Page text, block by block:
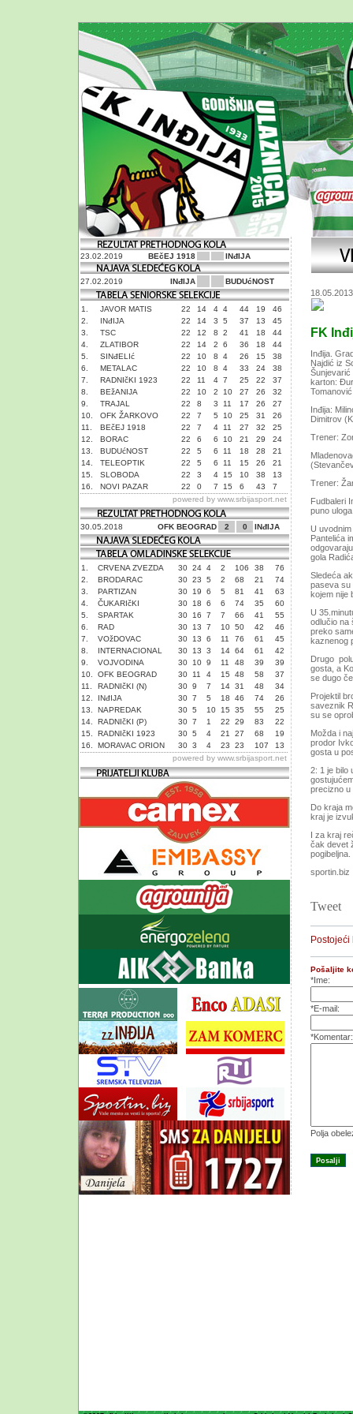
23.02.2019 BEčEJ 1918 INđIJA
27.02.2019 INđIJA BUDUćNOST
1. JAVOR MATIS 22 14 4 4 44 19
46
2.
INđIJA 22 14 3 5 37 13
45
3.
TSC 22 12 8 2 41 18
44
4.
ZLATIBOR 22 14 2 6 36 18
44
5.
SINđELIć 22 10 8 4 26 15
38
6.
METALAC 22 10 8 4 33 24
38
7.
RADNIčKI 1923 22 11 4 7 25 22
37
8.
BEžANIJA 22 10 2 10 27 26
32
9.
TRAJAL 22 8 3 11 17 26
27
10.
OFK ŽARKOVO 22 7 5 10 25 31
26
11.
BEčEJ 1918 22 7 4 11 27 32
25
12.
BORAC 22 6 6 10 21 29
24
13.
BUDUćNOST 22 5 6 11 18 28
21
14.
TELEOPTIK 22 5 6 11 15 26
21
15.
SLOBODA 22 3 4 15 10 38
13
16.
NOVI PAZAR 22 0 7 15 6 43
7
powered by www.srbijasport.net
30.05.2018 OFK BEOGRAD 2 0 INđIJA
1. CRVENA ZVEZDA 30 24 4 2 106 38
76
2.
BRODARAC 30 23 5 2 68 21
74
3.
PARTIZAN 30 19 6 5 81 41
63
4.
ČUKARIčKI 30 18 6 6 74 35
60
5.
SPARTAK 30 16 7 7 66 41
55
6.
RAD 30 13 7 10 50 42
46
7.
VOžDOVAC 30 13 6 11 76 61
45
8.
INTERNACIONAL 30 13 3 14 64 61
42
9.
VOJVODINA 30 10 9 11 48 39
39
10.
OFK BEOGRAD 30 11 4 15 48 58
37
11.
RADNIčKI (N) 30 9 7 14 31 48
34
12.
INđIJA 30 7 5 18 46 74
26
13.
NAPREDAK 30 5 10 15 35 55
25
14.
RADNIčKI (P) 30 7 1 22 29 83
22
15.
RADNIčKI 1923 30 5 4 21 27 68
19
16.
MORAVAC ORION 30 3 4 23 23 107
13
powered by www.srbijasport.net
18.05.2013
FK
Inđija.
Najdić iz
Šunjevarić
karton:
Inđija:
Dimitrov
Trener:
Trener:
Fudbaleri
puno
U
Pantelića
gola
Sledeća
paseva su
kojem nije
U
odlučio na
preko
kaznenog
Drugo
gosta, a
se dugo
Projektil
saveznik
su se
Možda i
prodor
gosta u
2: 1 je bilo
precizno u
Do kraja
kraj je
I za kraj
čak devet
pogibeljna.
sportin.biz
Tweet
Postojeći
Pošaljite
*Ime:
*E-mail:
*Komentar:
Polja